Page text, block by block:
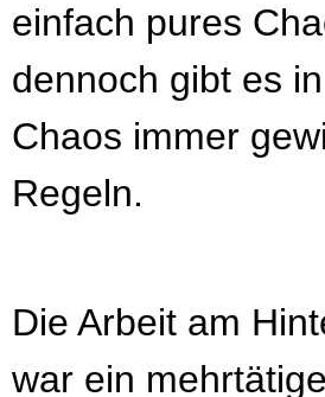
einfach pures
dennoch gibt es
Chaos immer
Regeln.
Die Arbeit am
war ein